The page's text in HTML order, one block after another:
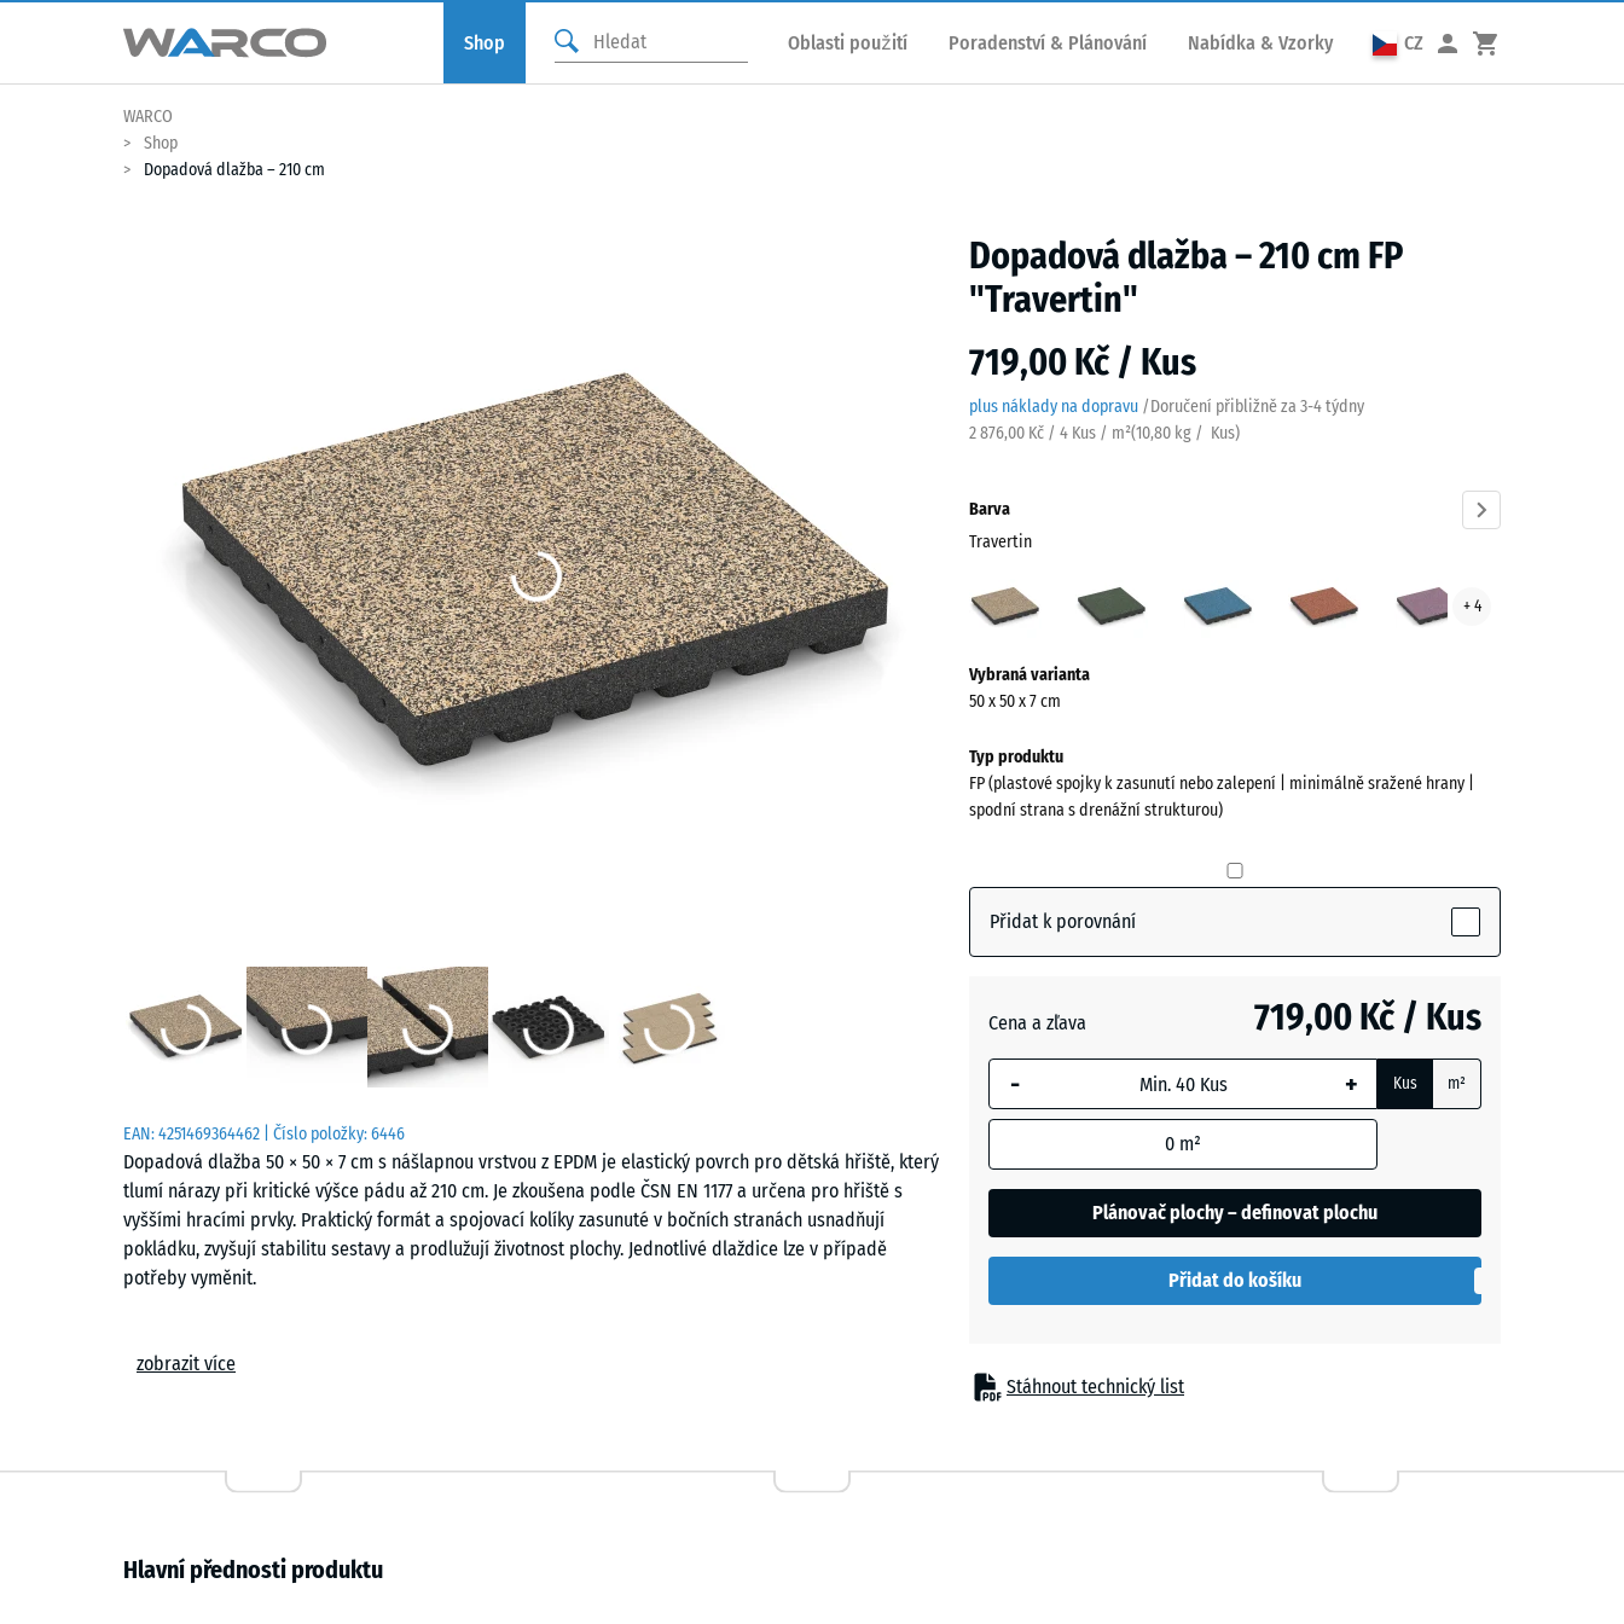
Shop Oblasti použití Poradenství & Plánování Nabídka & Vzorky CZ
WARCO
Shop
Dopadová dlažba – 210 cm
Dopadová dlažba – 210 cm FP
"Travertin"
719,00 Kč / Kus
plus náklady na dopravu /Doručení přibližně za 3-4 týdny
2 876,00 Kč / 4 Kus / m²(10,80 kg / Kus)
EAN:4251469364462 | Číslo položky:6446
Dopadová dlažba 50 × 50 × 7 cm s nášlapnou vrstvou z EPDM je elastický povrch pro dětská hřiště, který
tlumí nárazy při kritické výšce pádu až 210 cm. Je zkoušena podle ČSN EN 1177 a určena pro hřiště s
vyššími hracími prvky. Praktický formát a spojovací kolíky zasunuté v bočních stranách usnadňují
pokládku, zvyšují stabilitu sestavy a prodlužují životnost plochy. Jednotlivé dlaždice lze v případě
potřeby vyměnit.
se také v terapii, rehabilitaci a v pečovatelských zařízeních, především tam, kde se předpokládá častý
Složení a vrstvy
zobrazit více
Barva
Travertin
Travertin
(active)
trávník
+ 4
informací
o
Zobrazit
paletu
(active)
trávník
Atlantik
Etna
Ratan
Vybraná varianta
50 x 50 x 7 cm
Typ produktu
FP (plastové spojky k zasunutí nebo zalepení | minimálně sražené hrany |
spodní strana s drenážní strukturou)
Přidat k porovnání
Cena a zľava 719,00 Kč / Kus
- + Kus m²
0 m²
Plánovač plochy – definovat plochu
Přidat do košíku
Stáhnout technický list
Hlavní přednosti produktu